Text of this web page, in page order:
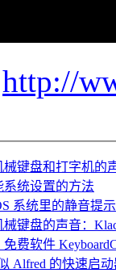
http://
键盘和打字机的
统设置的方法
系统里的静音提
键盘的声音：
费软件
Alfred 的快速启